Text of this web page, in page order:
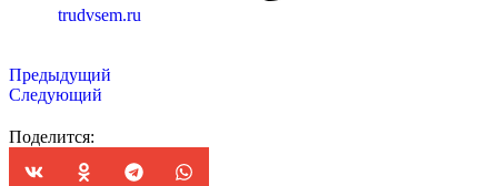
trudvsem.ru
Предыдущий
Следующий
Поделится: